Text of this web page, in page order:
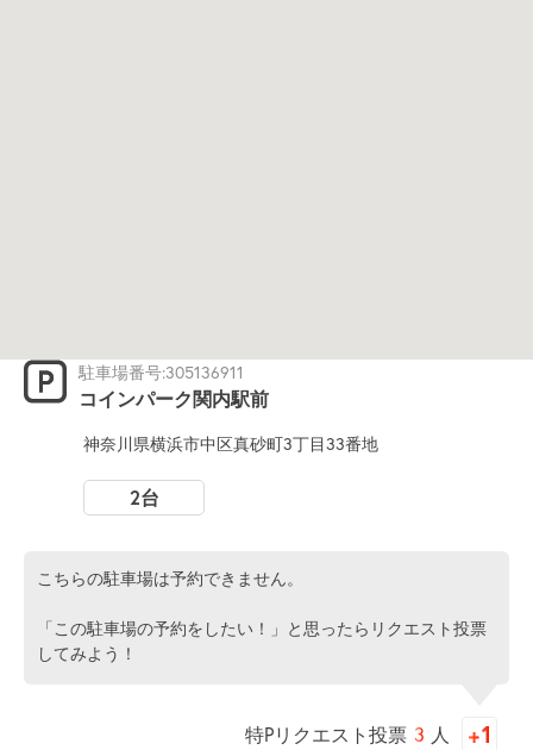
駐車場番号:305136911
コインパーク関内駅前
神奈川県横浜市中区真砂町3丁目33番地
2台
こちらの駐車場は予約できません。
「この駐車場の予約をしたい！」と思ったらリクエスト投票
してみよう！
特Pリクエスト投票 3 人